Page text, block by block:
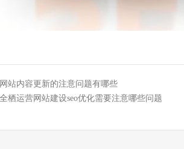
网站内容更新的注意问题有哪些
全栖运营网站建设seo优化需要注意哪些问题